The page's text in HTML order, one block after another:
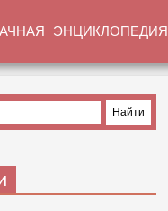
ЭНЦИКЛОПЕДИЯ